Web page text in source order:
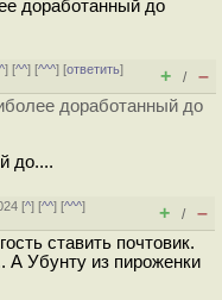
доработанный до
^] [^^] [^^^] [ответить]
+ / –
доработанный до
до....
[^] [^^] [^^^]
+ / –
ставить почтовик.
А Убунту из пироженки